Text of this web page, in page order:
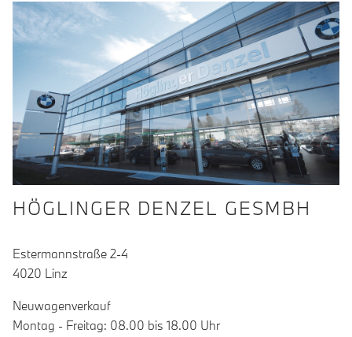
HÖGLINGER DENZEL GESMBH
Estermannstraße 2-4
4020 Linz
Neuwagenverkauf
Montag - Freitag: 08.00 bis 18.00 Uhr